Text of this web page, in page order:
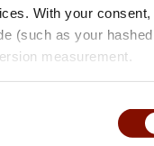
With your consent,
(such as your hashed
measurement.
10:00 - 17:00
Stängt
10:00 - 17:00
en av södra
Vi har
efter gädda och